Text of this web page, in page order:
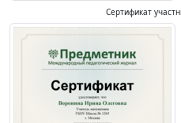
Сертификат